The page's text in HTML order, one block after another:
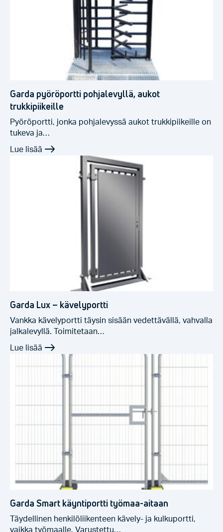
Garda pyöröportti pohjalevyllä, aukot
trukkipiikeille
Pyöröportti, jonka pohjalevyssä aukot trukkipiikeille on
tukeva ja…
Garda Lux – kävelyportti
Vankka kävelyportti täysin sisään vedettävällä, vahvalla
jalkalevyllä. Toimitetaan…
Garda Smart käyntiportti työmaa-aitaan
Täydellinen henkilöliikenteen kävely- ja kulkuportti,
vaikka työmaalle. Varustettu…